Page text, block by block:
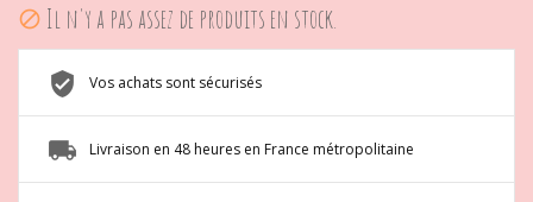
 Il n'y a pas assez de produits en stock.
Vos achats sont sécurisés
Livraison en 48 heures en France métropolitaine